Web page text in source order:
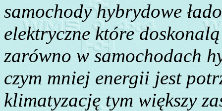
samochody hybrydowe
elektryczne które
zarówno w samochodach
czym mniej energii jest
klimatyzację tym większy